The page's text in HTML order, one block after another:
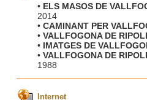
• ELS MASOS DE
2014
• CAMINANT PER
• VALLFOGONA DE
• IMATGES DE
• VALLFOGONA DE
1988
Internet